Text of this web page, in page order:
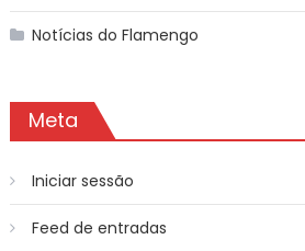
Notícias do Flamengo
Meta
Iniciar sessão
Feed de entradas